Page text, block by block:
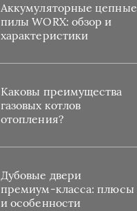
Аккумуляторные цепные
пилы WORX: обзор и
характеристики
Каковы преимущества
газовых котлов
отопления?
Дубовые двери
премиум-класса: плюсы
и особенности